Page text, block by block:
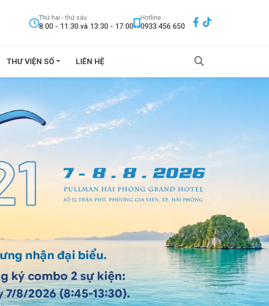
Thứ hai - thứ sáu
8:00 - 11:30 và 13:30 - 17:00
Hotline
0933 456 650
THƯ VIỆN SỐ LIÊN HỆ